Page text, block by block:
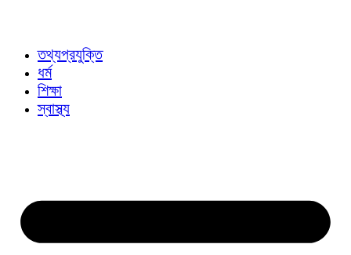
তথ্যপ্রযুক্তি
ধর্ম
শিক্ষা
স্বাস্থ্য